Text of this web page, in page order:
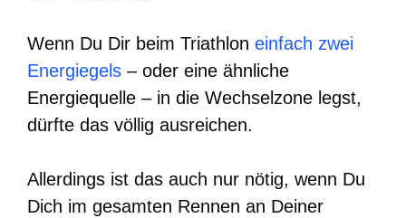
Wenn Du Dir beim Triathlon einfach zwei
Energiegels – oder eine ähnliche
Energiequelle – in die Wechselzone legst,
dürfte das völlig ausreichen.
Allerdings ist das auch nur nötig, wenn Du
Dich im gesamten Rennen an Deiner